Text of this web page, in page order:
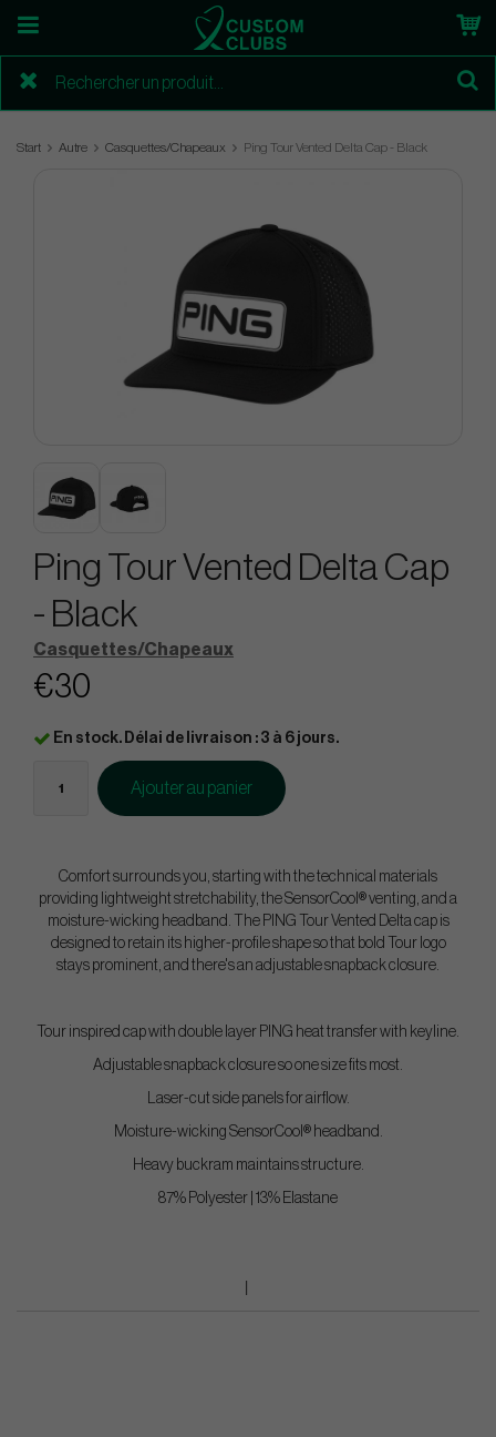
Start Autre Casquettes/Chapeaux Ping Tour Vented Delta Cap - Black
Ping Tour Vented Delta Cap
- Black
Casquettes/Chapeaux
€30
En stock. Délai de livraison : 3 à 6 jours.
Ajouter au panier
Comfort surrounds you, starting with the technical materials
providing lightweight stretchability, the SensorCool® venting, and a
moisture-wicking headband. The PING Tour Vented Delta cap is
designed to retain its higher-profile shape so that bold Tour logo
stays prominent, and there's an adjustable snapback closure.
Tour inspired cap with double layer PING heat transfer with keyline.
Adjustable snapback closure so one size fits most.
Laser-cut side panels for airflow.
Moisture-wicking SensorCool® headband.
Heavy buckram maintains structure.
87% Polyester | 13% Elastane